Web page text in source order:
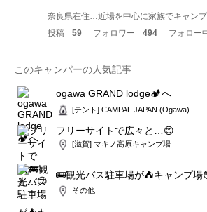
奈良県在住…近場を中心に家族でキャン
投稿
59 フォロワー 494 フォロー
このキャンパーの人気記事
ogawa GRAND lodge🏕へ
[テント] CAMPAL JAPAN (Ogawa)
フリーサイトで広々と…😊
[滋賀] マキノ高原キャンプ場
🚌観光バス駐車場が⛺️キャンプ場
その他